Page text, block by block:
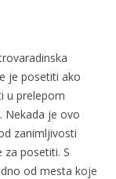
je posetiti ako
u prelepom
Nekada je ovo
zanimljivosti
posetiti. S
od mesta koje